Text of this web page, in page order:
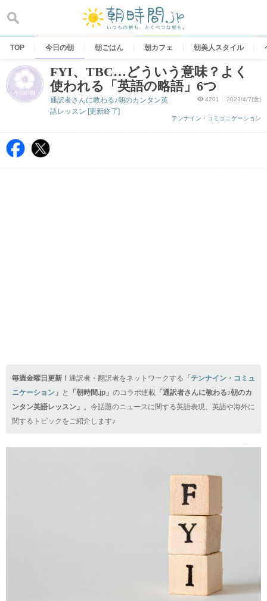
content
TOP 今日の朝 朝ごはん 朝カフェ 朝美人スタイル
FYI、TBC…どういう意味？よく
使われる「英語の略語」6つ
4201 2023/4/7(金)
テンナイン・コミュニケーション
通訳者さんに教わる♪朝のカンタン英
語レッスン [更新終了]
毎週金曜日更新！ 通訳者・翻訳者をネットワークする 「 テンナイン・コミュ
ニケーション 」 と 「朝時間.jp」 のコラボ連載 「通訳者さんに教わる♪朝のカ
ンタン英語レッスン」 。今話題のニュースに関する英語表現、英語や海外に
関するトピックをご紹介します♪